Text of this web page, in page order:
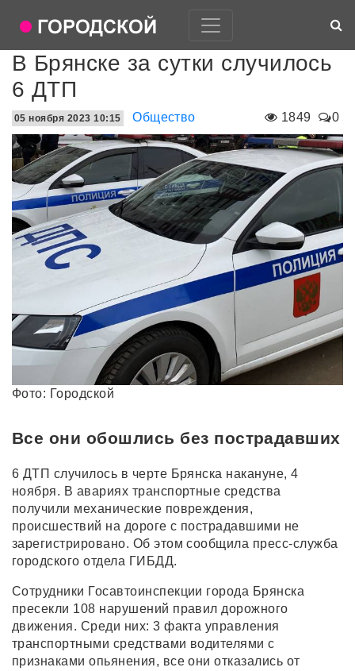
В Брянске за сутки случилось
6 ДТП
1849 0
05 ноября 2023 10:15 Общество
Фото: Городской
Все они обошлись без пострадавших
6 ДТП случилось в черте Брянска накануне, 4
ноября. В авариях транспортные средства
получили механические повреждения,
происшествий на дороге с пострадавшими не
зарегистрировано. Об этом сообщила пресс-служба
городского отдела ГИБДД.
Сотрудники Госавтоинспекции города Брянска
пресекли 108 нарушений правил дорожного
движения. Среди них: 3 факта управления
транспортными средствами водителями с
признаками опьянения, все они отказались от